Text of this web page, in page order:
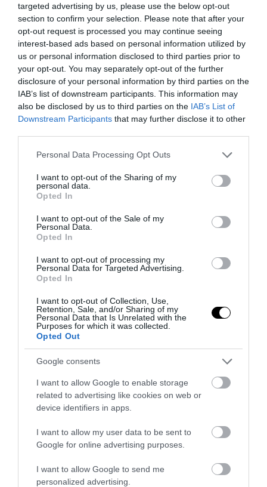
targeted advertising by us, please use the below opt-out
section to confirm your selection. Please note that after your
opt-out request is processed you may continue seeing
interest-based ads based on personal information utilized by
us or personal information disclosed to third parties prior to
your opt-out. You may separately opt-out of the further
disclosure of your personal information by third parties on the
IAB’s list of downstream participants. This information may
also be disclosed by us to third parties on the IAB’s List of
Downstream Participants that may further disclose it to other
Please note that this website/app uses one or more Google
not limited to your visit or usage behaviour. You may click to
grant or deny consent to Google and its third-party tags to
use your data for below specified purposes in below Google
consent section.
Personal Data Processing Opt Outs
I want to opt-out of the Sharing of my
personal data.
Opted In
I want to opt-out of the Sale of my
Personal Data.
Opted In
I want to opt-out of processing my
Personal Data for Targeted Advertising.
Opted In
I want to opt-out of Collection, Use,
Retention, Sale, and/or Sharing of my
Personal Data that Is Unrelated with the
Purposes for which it was collected.
Opted Out
Google consents
I want to allow Google to enable storage
related to advertising like cookies on web or
device identifiers in apps.
I want to allow my user data to be sent to
Google for online advertising purposes.
I want to allow Google to send me
personalized advertising.